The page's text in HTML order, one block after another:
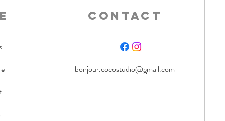
CONTACT
bonjour.cocostudio@gmail.com